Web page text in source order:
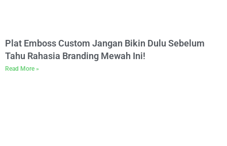
Plat Emboss Custom Jangan Bikin Dulu Sebelum
Tahu Rahasia Branding Mewah Ini!
Read More »